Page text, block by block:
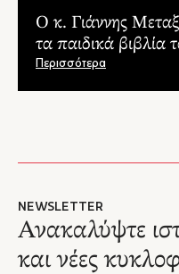
Ο κ. Γιάννης
τα παιδικά βιβλία
Περισσότερα
NEWSLETTER
Ανακαλύψτε
και νέες